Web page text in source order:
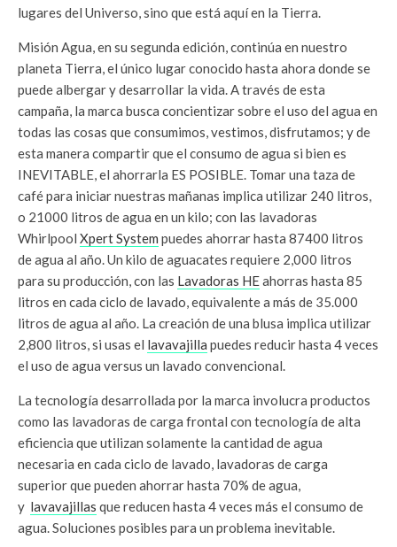
lugares del Universo, sino que está aquí en la Tierra.
Misión Agua, en su segunda edición, continúa en nuestro
planeta Tierra, el único lugar conocido hasta ahora donde se
puede albergar y desarrollar la vida. A través de esta
campaña, la marca busca concientizar sobre el uso del agua en
todas las cosas que consumimos, vestimos, disfrutamos; y de
esta manera compartir que el consumo de agua si bien es
INEVITABLE, el ahorrarla ES POSIBLE. Tomar una taza de
café para iniciar nuestras mañanas implica utilizar 240 litros,
o 21000 litros de agua en un kilo; con las lavadoras
Whirlpool Xpert System puedes ahorrar hasta 87400 litros
de agua al año. Un kilo de aguacates requiere 2,000 litros
para su producción, con las Lavadoras HEahorras hasta 85
litros en cada ciclo de lavado, equivalente a más de 35.000
litros de agua al año. La creación de una blusa implica utilizar
2,800 litros, si usas el lavavajilla puedes reducir hasta 4 veces
el uso de agua versus un lavado convencional.
La tecnología desarrollada por la marca involucra productos
como las lavadoras de carga frontal con tecnología de alta
eficiencia que utilizan solamente la cantidad de agua
necesaria en cada ciclo de lavado, lavadoras de carga
superior que pueden ahorrar hasta 70% de agua,
y lavavajillas que reducen hasta 4 veces más el consumo de
agua. Soluciones posibles para un problema inevitable.